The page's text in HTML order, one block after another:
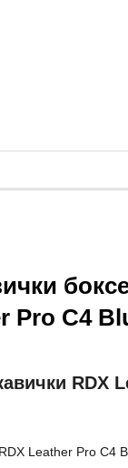
Pro C4
RDX
Leather Pro C4